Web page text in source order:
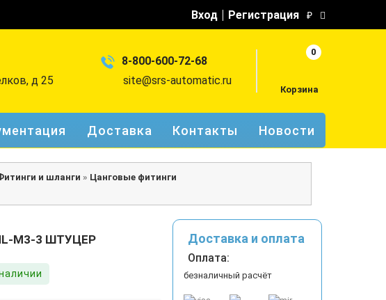
Вход Регистрация ₽
д 25
8-800-600-72-68
site@srs-automatic.ru
Корзина
0
Доставка Контакты Новости
и шланги » Цанговые фитинги
M3-3 ШТУЦЕР Доставка и оплата
Оплата:
безналичный расчёт